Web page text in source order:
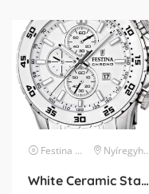
Festina karóra Nyíregyháza
White Ceramic Stainless Steel Watch